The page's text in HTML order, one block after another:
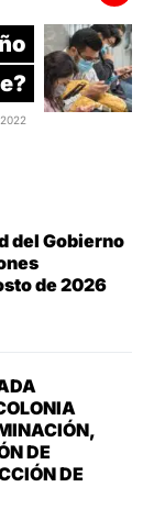
del Gobierno
de 2026
DE
DE